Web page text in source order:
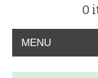
0
MENU
A EMPRESA